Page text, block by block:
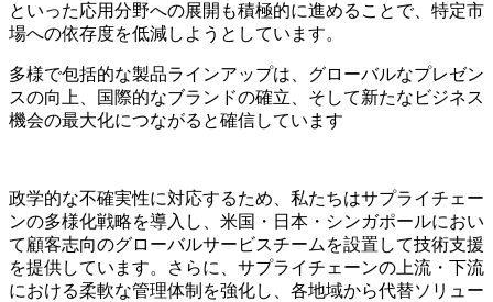
といった応用分野への展開も積極的に進めることで、特定市
場への依存度を低減しようとしています。
多様で包括的な製品ラインアップは、グローバルなプレゼン
スの向上、国際的なブランドの確立、そして新たなビジネス
機会の最大化につながると確信しています
政学的な不確実性に対応するため、私たちはサプライチェー
ンの多様化戦略を導入し、米国・日本・シンガポールにおい
て顧客志向のグローバルサービスチームを設置して技術支援
を提供しています。さらに、サプライチェーンの上流・下流
における柔軟な管理体制を強化し、各地域から代替ソリュー